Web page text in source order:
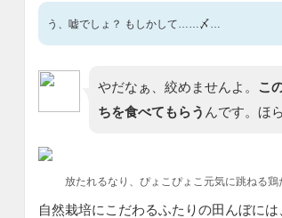
う、嘘でしょ？ もしかして……〆…
やだなぁ、絞めませんよ。 こ
ちを食べてもらう んです。ほ
放たれるなり、ぴょこぴょこ元気に跳ねる鶏
自然栽培にこだわるふたりの田んぼに